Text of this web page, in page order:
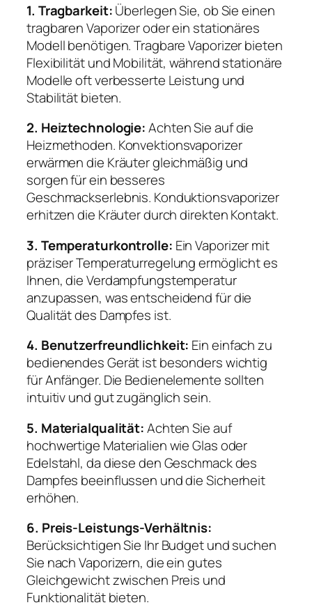
1. Tragbarkeit:Überlegen Sie, ob Sie einen
tragbaren Vaporizer oder ein stationäres
Modell benötigen. Tragbare Vaporizer bieten
Flexibilität und Mobilität, während stationäre
Modelle oft verbesserte Leistung und
Stabilität bieten.
2. Heiztechnologie:Achten Sie auf die
Heizmethoden. Konvektionsvaporizer
erwärmen die Kräuter gleichmäßig und
sorgen für ein besseres
Geschmackserlebnis. Konduktionsvaporizer
erhitzen die Kräuter durch direkten Kontakt.
3. Temperaturkontrolle: Ein Vaporizer mit
präziser Temperaturregelung ermöglicht es
Ihnen, die Verdampfungstemperatur
anzupassen, was entscheidend für die
Qualität des Dampfes ist.
4. Benutzerfreundlichkeit: Ein einfach zu
bedienendes Gerät ist besonders wichtig
für Anfänger. Die Bedienelemente sollten
intuitiv und gut zugänglich sein.
5. Materialqualität:Achten Sie auf
hochwertige Materialien wie Glas oder
Edelstahl, da diese den Geschmack des
Dampfes beeinflussen und die Sicherheit
erhöhen.
6. Preis-Leistungs-Verhältnis:
Berücksichtigen Sie Ihr Budget und suchen
Sie nach Vaporizern, die ein gutes
Gleichgewicht zwischen Preis und
Funktionalität bieten.